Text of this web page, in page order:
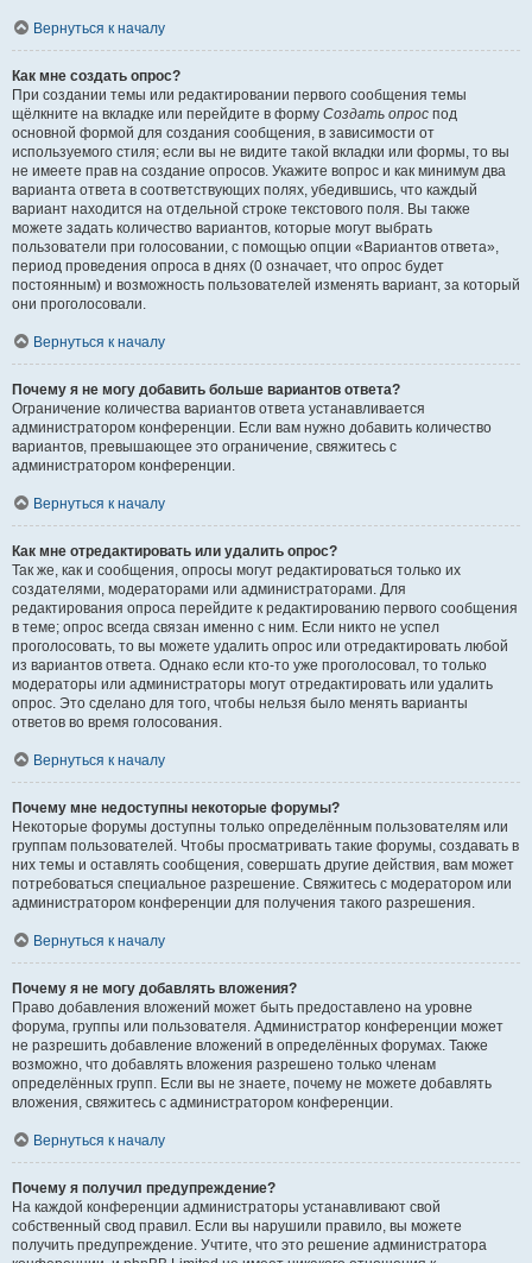
Вернуться к началу
Как мне создать опрос?
При создании темы или редактировании первого сообщения темы
щёлкните на вкладке или перейдите в форму Создать опрос под
основной формой для создания сообщения, в зависимости от
используемого стиля; если вы не видите такой вкладки или формы, то вы
не имеете прав на создание опросов. Укажите вопрос и как минимум два
варианта ответа в соответствующих полях, убедившись, что каждый
вариант находится на отдельной строке текстового поля. Вы также
можете задать количество вариантов, которые могут выбрать
пользователи при голосовании, с помощью опции «Вариантов ответа»,
период проведения опроса в днях (0 означает, что опрос будет
постоянным) и возможность пользователей изменять вариант, за который
они проголосовали.
Вернуться к началу
Почему я не могу добавить больше вариантов ответа?
Ограничение количества вариантов ответа устанавливается
администратором конференции. Если вам нужно добавить количество
вариантов, превышающее это ограничение, свяжитесь с
администратором конференции.
Вернуться к началу
Как мне отредактировать или удалить опрос?
Так же, как и сообщения, опросы могут редактироваться только их
создателями, модераторами или администраторами. Для
редактирования опроса перейдите к редактированию первого сообщения
в теме; опрос всегда связан именно с ним. Если никто не успел
проголосовать, то вы можете удалить опрос или отредактировать любой
из вариантов ответа. Однако если кто-то уже проголосовал, то только
модераторы или администраторы могут отредактировать или удалить
опрос. Это сделано для того, чтобы нельзя было менять варианты
ответов во время голосования.
Вернуться к началу
Почему мне недоступны некоторые форумы?
Некоторые форумы доступны только определённым пользователям или
группам пользователей. Чтобы просматривать такие форумы, создавать в
них темы и оставлять сообщения, совершать другие действия, вам может
потребоваться специальное разрешение. Свяжитесь с модератором или
администратором конференции для получения такого разрешения.
Вернуться к началу
Почему я не могу добавлять вложения?
Право добавления вложений может быть предоставлено на уровне
форума, группы или пользователя. Администратор конференции может
не разрешить добавление вложений в определённых форумах. Также
возможно, что добавлять вложения разрешено только членам
определённых групп. Если вы не знаете, почему не можете добавлять
вложения, свяжитесь с администратором конференции.
Вернуться к началу
Почему я получил предупреждение?
На каждой конференции администраторы устанавливают свой
собственный свод правил. Если вы нарушили правило, вы можете
получить предупреждение. Учтите, что это решение администратора